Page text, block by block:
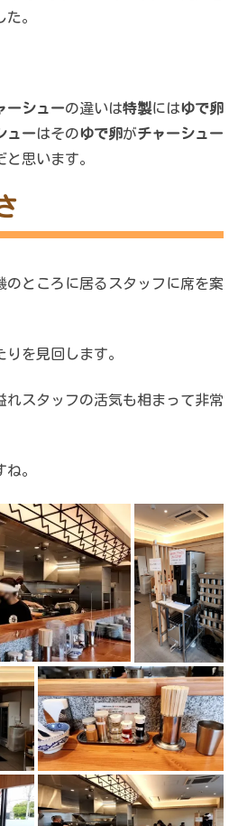
。
ーシューの違いは特製にはゆで卵
ューはそのゆで卵がチャーシュー
思います。
のところに居るスタッフに席を案
を見回します。
れスタッフの活気も相まって非常
。